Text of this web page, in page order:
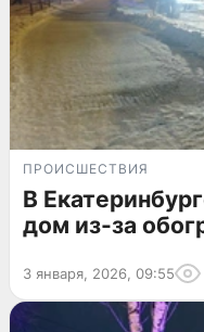
ПРОИСШЕСТВИЯ
В
дом из-за
3 января, 2026, 09:55